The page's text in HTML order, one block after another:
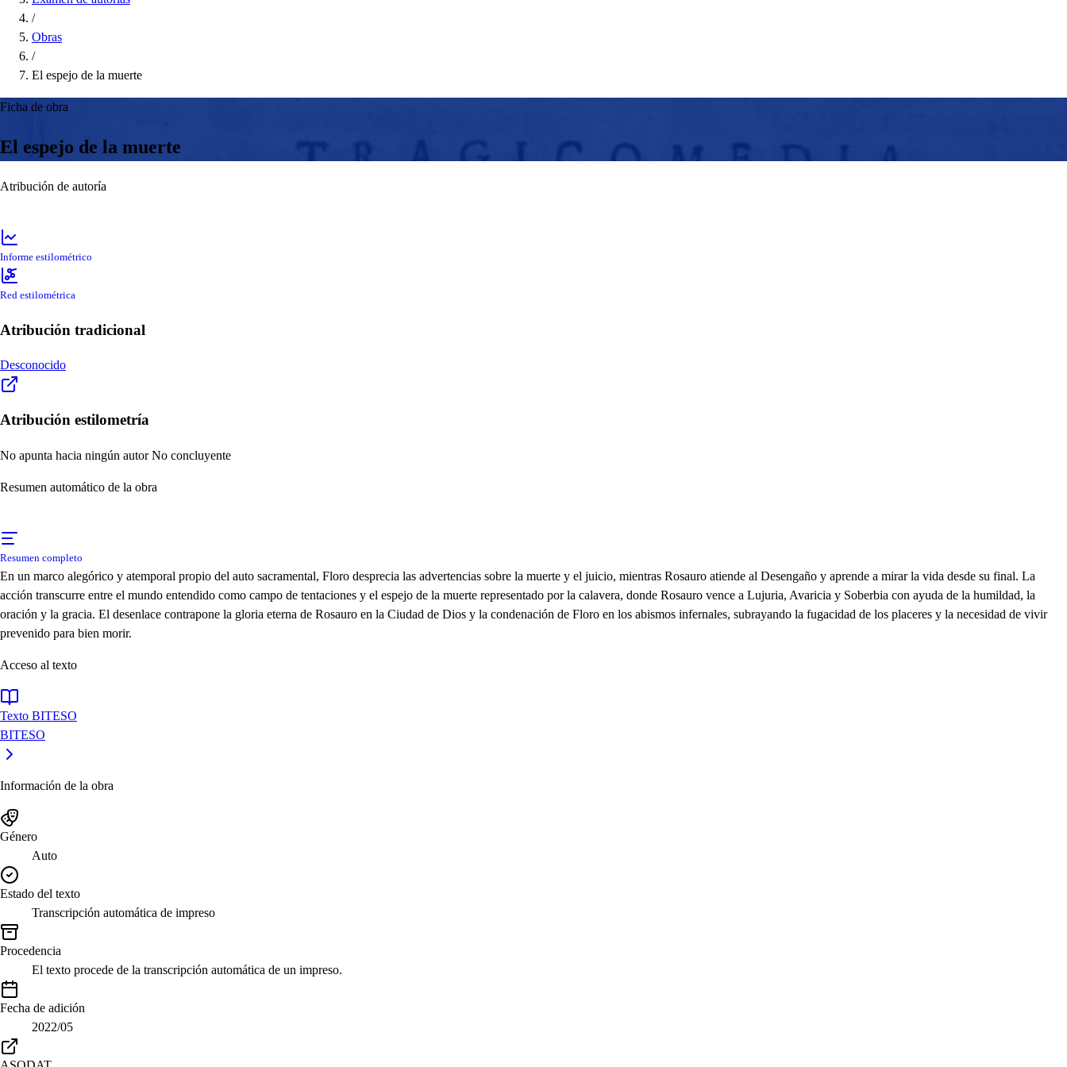
/
Obras
/
El espejo de la muerte
Ficha de obra
El espejo de la muerte
Atribución de autoría
Informe estilométrico
Red estilométrica
Atribución tradicional
Desconocido
Atribución estilometría
No apunta hacia ningún autor No concluyente
Resumen automático de la obra
Resumen completo
En un marco alegórico y atemporal propio del auto sacramental, Floro desprecia las advertencias sobre la muerte y el juicio, mientras Rosauro atiende al Desengaño y aprende a mirar la vida desde su final. La
acción transcurre entre el mundo entendido como campo de tentaciones y el espejo de la muerte representado por la calavera, donde Rosauro vence a Lujuria, Avaricia y Soberbia con ayuda de la humildad, la
oración y la gracia. El desenlace contrapone la gloria eterna de Rosauro en la Ciudad de Dios y la condenación de Floro en los abismos infernales, subrayando la fugacidad de los placeres y la necesidad de vivir
prevenido para bien morir.
Acceso al texto
Texto BITESO
BITESO
Información de la obra
Género
Auto
Estado del texto
Transcripción automática de impreso
Procedencia
El texto procede de la transcripción automática de un impreso.
Fecha de adición
2022/05